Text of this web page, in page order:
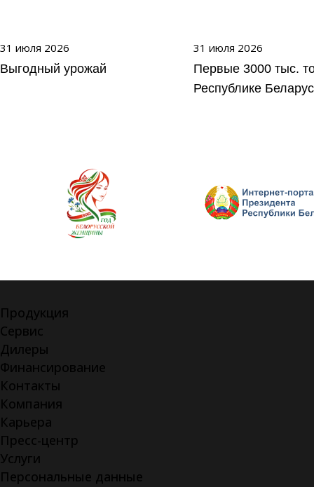
31 июля 2026
Выгодный урожай
31 июля 2026
Первые 3000 тыс.
Республике
Продукция
Сервис
Дилеры
Финансирование
Контакты
Компания
Карьера
Пресс-центр
Услуги
Персональные данные